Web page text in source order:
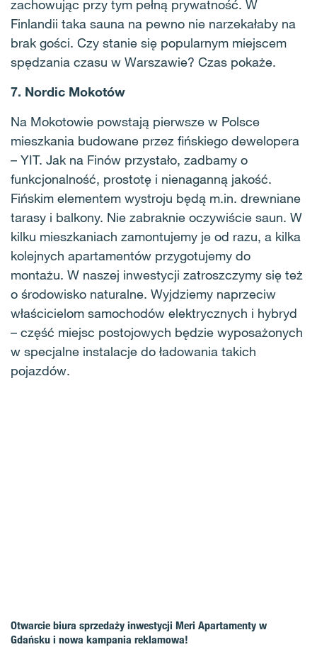
zachowując przy tym pełną prywatność. W
Finlandii taka sauna na pewno nie narzekałaby na
brak gości. Czy stanie się popularnym miejscem
spędzania czasu w Warszawie? Czas pokaże.
7. Nordic Mokotów
Na Mokotowie powstają pierwsze w Polsce
mieszkania budowane przez fińskiego dewelopera
– YIT. Jak na Finów przystało, zadbamy o
funkcjonalność, prostotę i nienaganną jakość.
Fińskim elementem wystroju będą m.in. drewniane
tarasy i balkony. Nie zabraknie oczywiście saun. W
kilku mieszkaniach zamontujemy je od razu, a kilka
kolejnych apartamentów przygotujemy do
montażu. W naszej inwestycji zatroszczymy się też
o środowisko naturalne. Wyjdziemy naprzeciw
właścicielom samochodów elektrycznych i hybryd
– część miejsc postojowych będzie wyposażonych
w specjalne instalacje do ładowania takich
pojazdów.
Otwarcie biura sprzedaży inwestycji Meri Apartamenty w
Gdańsku i nowa kampania reklamowa!